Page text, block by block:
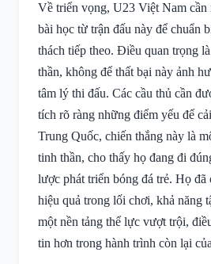
Về triển vọng, U23 Việt Nam cần
bài học từ trận đấu này để chuẩn
thách tiếp theo. Điều quan trọng
thần, không để thất bại này ảnh
tâm lý thi đấu. Các cầu thủ cần
tích rõ ràng những điểm yếu để
Trung Quốc, chiến thắng này là
tinh thần, cho thấy họ đang đi
lược phát triển bóng đá trẻ. Họ
hiệu quả trong lối chơi, khả năng
một nền tảng thể lực vượt trội,
tin hơn trong hành trình còn lại